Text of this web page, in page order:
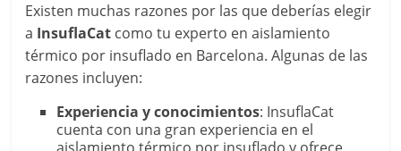
Existen muchas razones por las que deberías elegir
a InsuflaCat como tu experto en aislamiento
térmico por insuflado en Barcelona. Algunas de las
razones incluyen:
Experiencia y conocimientos: InsuflaCat
cuenta con una gran experiencia en el